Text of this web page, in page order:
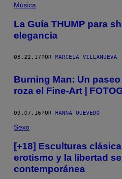
Música
La Guía THUMP para
elegancia
03.22.17 POR MARCELA VILLANUEVA
Burning Man: Un
roza el Fine-Art |
09.07.16POR HANNA QUEVEDO
Sexo
[+18] Esculturas
erotismo y la libertad
contemporánea